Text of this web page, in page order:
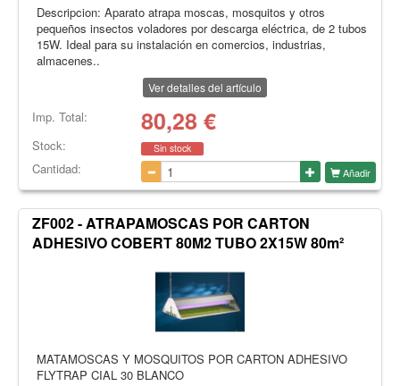
Descripcion: Aparato atrapa moscas, mosquitos y otros
pequeños insectos voladores por descarga eléctrica, de 2 tubos
15W. Ideal para su instalación en comercios, industrias,
almacenes..
Ver detalles del artículo
Imp. Total: 80,28 €
Stock: Sin stock
Cantidad: Añadir
ZF002 - ATRAPAMOSCAS POR CARTON
ADHESIVO COBERT 80M2 TUBO 2X15W 80m²
MATAMOSCAS Y MOSQUITOS POR CARTON ADHESIVO
FLYTRAP CIAL 30 BLANCO